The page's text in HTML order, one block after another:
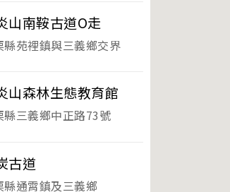
山南鞍古道O走
縣苑裡鎮與三義鄉交界
山森林生態教育館
縣三義鄉中正路73號
古道
縣通霄鎮及三義鄉